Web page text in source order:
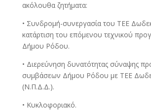
ακόλουθα ζητήματα:
• Συνδρομή-συνεργασία του ΤΕΕ
κατάρτιση του επόμενου τεχνικού
Δήμου Ρόδου.
• Διερεύνηση δυνατότητας σύναψης
συμβάσεων Δήμου Ρόδου με ΤΕΕ
(Ν.Π.Δ.Δ.).
• Κυκλοφοριακό.